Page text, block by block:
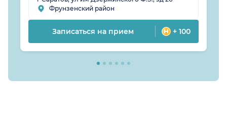
Фрунзенский район
Записаться на прием + 100